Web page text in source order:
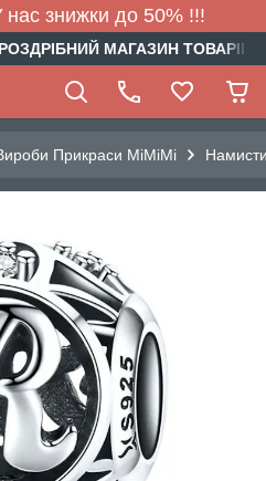
нас знижки до 50% !!!
РОЗДРІБНИЙ МАГАЗИН
Прикраси МіМіМі